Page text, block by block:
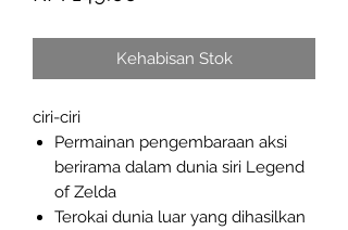
Kehabisan Stok
ciri-ciri
Permainan pengembaraan aksi
berirama dalam dunia siri Legend
of Zelda
Terokai dunia luar yang dihasilkan